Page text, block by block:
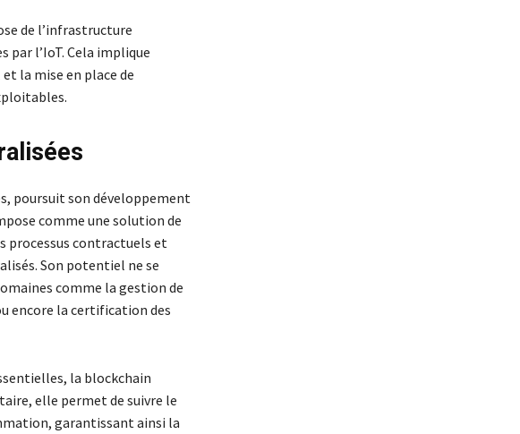
de l’infrastructure
par l’IoT. Cela implique
la mise en place de
poursuit son développement
comme une solution de
processus contractuels et
Son potentiel ne se
comme la gestion de
encore la certification des
la blockchain
elle permet de suivre le
garantissant ainsi la